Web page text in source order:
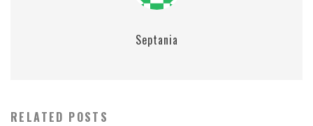
Septania
RELATED POSTS